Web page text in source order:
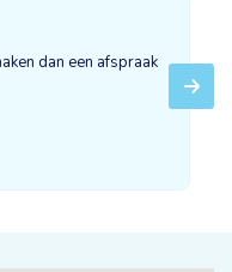
dan een afspraak
Next